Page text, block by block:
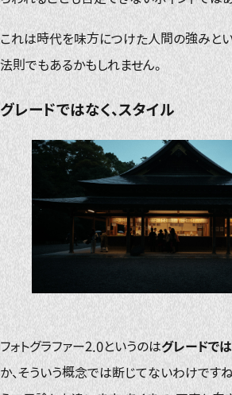
これは時代を味方につけた人間の強みと
法則でもあるかもしれません。
グレードではなく、スタイル
フォトグラファー2.0というのはグレードで
か、そういう概念では断じてないわけです